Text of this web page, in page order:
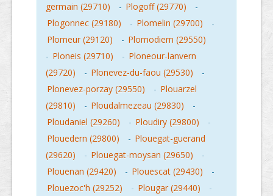
germain (29710)
- Plogoff (29770)
-
Plogonnec (29180)
- Plomelin (29700)
-
Plomeur (29120)
- Plomodiern (29550)
- Ploneis (29710) - Ploneour-lanvern
(29720)
- Plonevez-du-faou (29530)
-
Plonevez-porzay (29550)
- Plouarzel
(29810)
- Ploudalmezeau (29830)
-
Ploudaniel (29260)
- Ploudiry (29800)
-
Plouedern (29800)
- Plouegat-guerand
(29620)
- Plouegat-moysan (29650)
-
Plouenan (29420)
- Plouescat (29430)
-
Plouezoc'h (29252)
- Plougar (29440)
-